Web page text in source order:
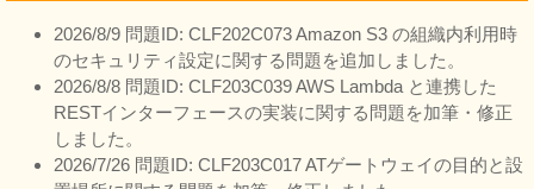
2026/8/9 問題ID: CLF202C073 Amazon S3 の組織内利用時
のセキュリティ設定に関する問題を追加しました。
2026/8/8 問題ID: CLF203C039 AWS Lambda と連携した
RESTインターフェースの実装に関する問題を加筆・修正
しました。
2026/7/26 問題ID: CLF203C017 ATゲートウェイの目的と設